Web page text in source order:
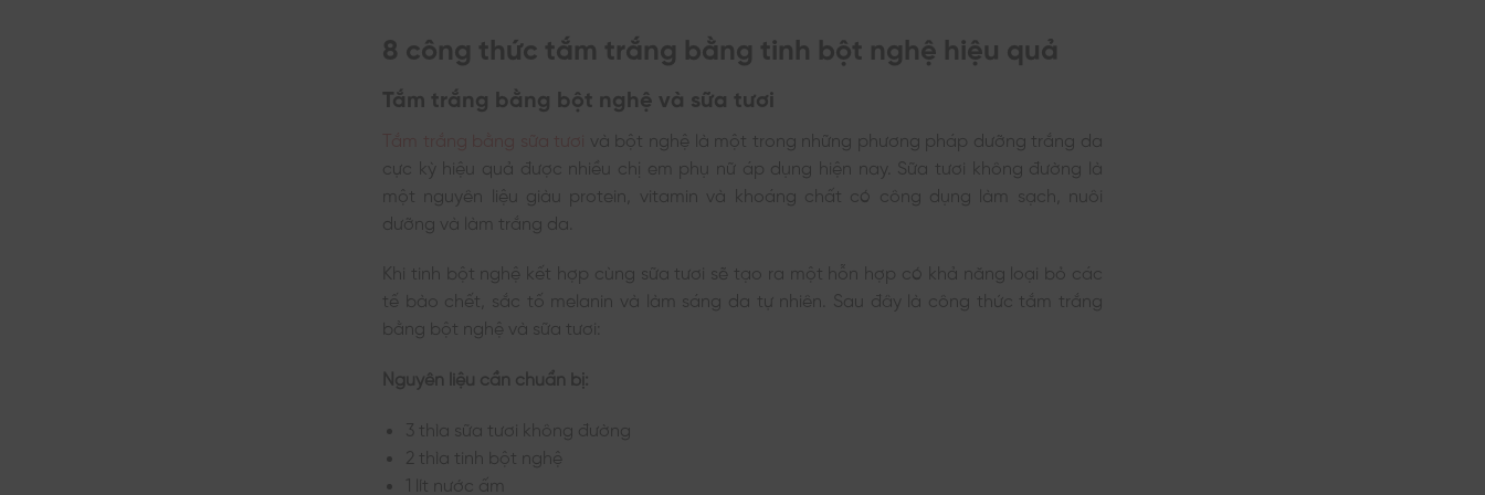
8 công thức tắm trắng bằng tinh bột nghệ hiệu quả
Tắm trắng bằng bột nghệ và sữa tươi
và bột nghệ là một trong những phương pháp dưỡng trắng da
cực kỳ hiệu quả được nhiều chị em phụ nữ áp dụng hiện nay. Sữa tươi không đường là
một nguyên liệu giàu protein, vitamin và khoáng chất có công dụng làm sạch, nuôi
dưỡng và làm trắng da.
Khi tinh bột nghệ kết hợp cùng sữa tươi sẽ tạo ra một hỗn hợp có khả năng loại bỏ các
tế bào chết, sắc tố melanin và làm sáng da tự nhiên. Sau đây là công thức tắm trắng
bằng bột nghệ và sữa tươi:
Nguyên liệu cần chuẩn bị:
3 thìa sữa tươi không đường
2 thìa tinh bột nghệ
1 lít nước ấm